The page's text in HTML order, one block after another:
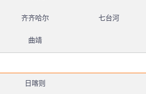
齐齐哈尔 七台河
曲靖
日喀则